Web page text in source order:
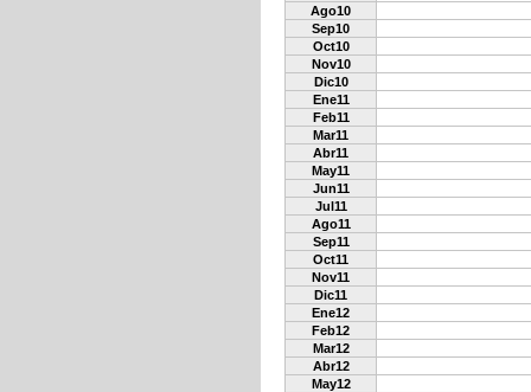
Ago10
Sep10
Oct10
Nov10
Dic10
Ene11
Feb11
Mar11
Abr11
May11
Jun11
Jul11
Ago11
Sep11
Oct11
Nov11
Dic11
Ene12
Feb12
Mar12
Abr12
May12